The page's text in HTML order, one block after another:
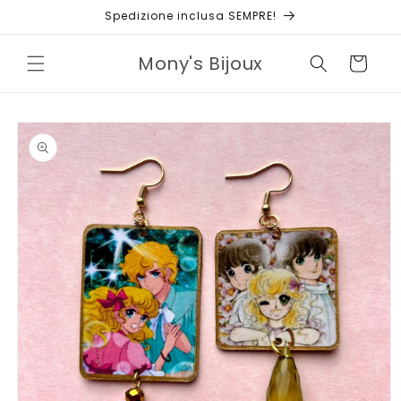
Spedizione inclusa SEMPRE!
Mony's Bijoux Carrello
Passa alle
informazioni
sul prodotto